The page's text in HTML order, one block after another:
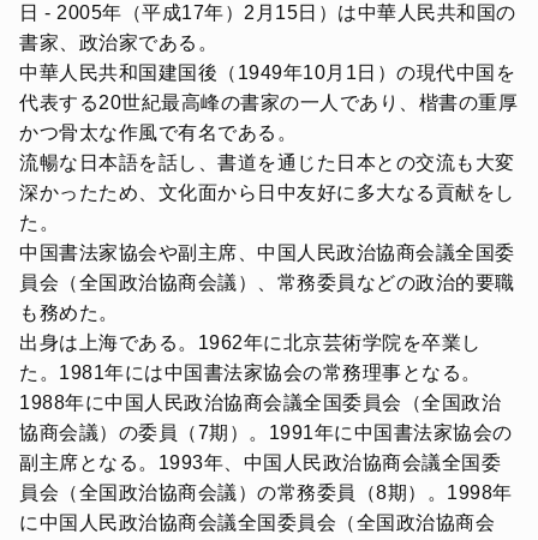
日 - 2005年（平成17年）2月15日）は中華人民共和国の
書家、政治家である。
中華人民共和国建国後（1949年10月1日）の現代中国を
代表する20世紀最高峰の書家の一人であり、楷書の重厚
かつ骨太な作風で有名である。
流暢な日本語を話し、書道を通じた日本との交流も大変
深かったため、文化面から日中友好に多大なる貢献をし
た。
中国書法家協会や副主席、中国人民政治協商会議全国委
員会（全国政治協商会議）、常務委員などの政治的要職
も務めた。
出身は上海である。1962年に北京芸術学院を卒業し
た。1981年には中国書法家協会の常務理事となる。
1988年に中国人民政治協商会議全国委員会（全国政治
協商会議）の委員（7期）。1991年に中国書法家協会の
副主席となる。1993年、中国人民政治協商会議全国委
員会（全国政治協商会議）の常務委員（8期）。1998年
に中国人民政治協商会議全国委員会（全国政治協商会